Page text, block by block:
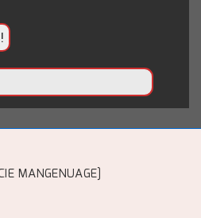
MANGENUAGE]